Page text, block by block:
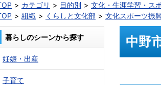
カテゴリ 目的別 文化・生涯学習・ス
組織 くらしと文化部 文化スポーツ振
中野
暮らしのシーンから探す
妊娠・出産
子育て